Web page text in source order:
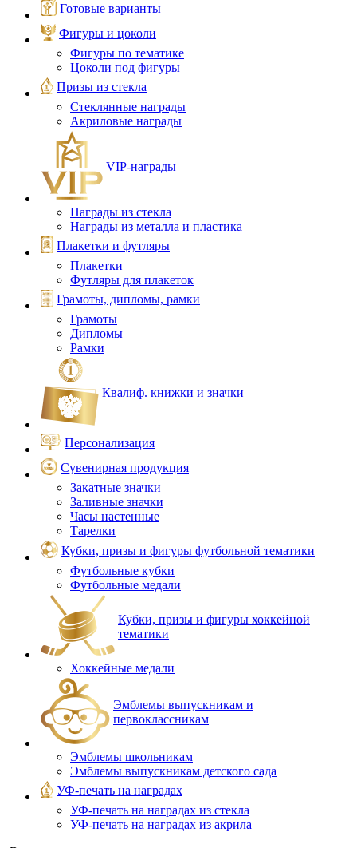
Готовые варианты
Фигуры и цоколи
Фигуры по тематике
Цоколи под фигуры
Призы из стекла
Стеклянные награды
Акриловые награды
VIP‑награды
Награды из стекла
Награды из металла и пластика
Плакетки и футляры
Плакетки
Футляры для плакеток
Грамоты, дипломы, рамки
Грамоты
Дипломы
Рамки
Квалиф. книжки и значки
Персонализация
Сувенирная продукция
Закатные значки
Заливные значки
Часы настенные
Тарелки
Кубки, призы и фигуры футбольной тематики
Футбольные кубки
Футбольные медали
Кубки, призы и фигуры хоккейной
тематики
Хоккейные медали
Эмблемы выпускникам и
первоклассникам
Эмблемы школьникам
Эмблемы выпускникам детского сада
УФ-печать на наградах
УФ‑печать на наградах из стекла
УФ-печать на наградах из акрила